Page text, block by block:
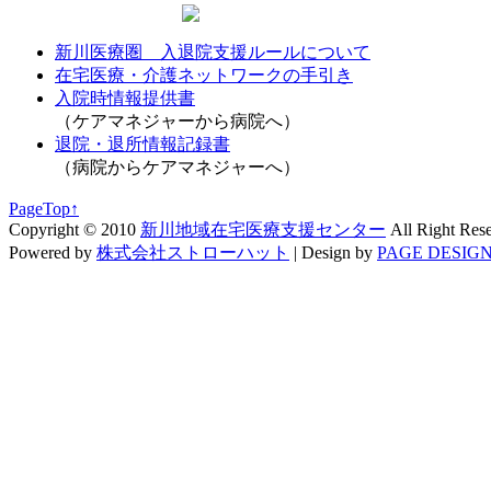
新川医療圏 入退院支援ルールについて
在宅医療・介護ネットワークの手引き
入院時情報提供書
（ケアマネジャーから病院へ）
退院・退所情報記録書
（病院からケアマネジャーへ）
PageTop↑
Copyright © 2010 新川地域在宅医療支援センター All Right
Powered by 株式会社ストローハット | Design by PAGE